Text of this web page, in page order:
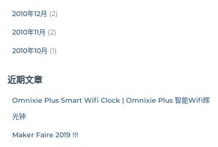
2010年12月 (2)
2010年11月 (2)
2010年10月 (1)
近期文章
Omnixie Plus Smart Wifi Clock | Omnixie Plus 智能Wifi辉
光钟
Maker Faire 2019 !!!